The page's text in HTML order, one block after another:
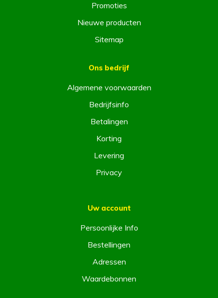
Promoties
Nieuwe producten
Sitemap
Ons bedrijf
Algemene voorwaarden
Bedrijfsinfo
Betalingen
Korting
Levering
Privacy
Uw account
Persoonlijke Info
Bestellingen
Adressen
Waardebonnen